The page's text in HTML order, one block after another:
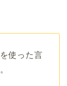
使った言